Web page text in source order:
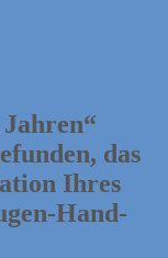
Jahren“
das
Ihres
Hand-